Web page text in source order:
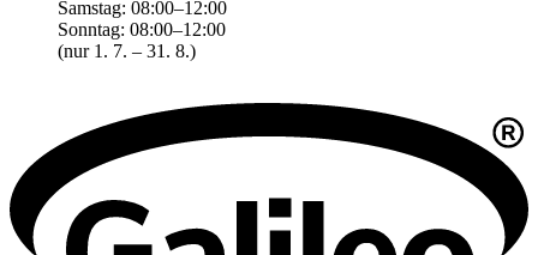
Samstag: 08:00–12:00
Sonntag: 08:00–12:00
(nur 1. 7. – 31. 8.)